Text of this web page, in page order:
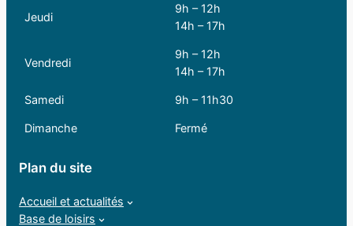
Jeudi
9h – 12h
14h – 17h
Vendredi
9h – 12h
14h – 17h
Samedi 9h – 11h30
Dimanche Fermé
Plan du site
Accueil et actualités
Base de loisirs